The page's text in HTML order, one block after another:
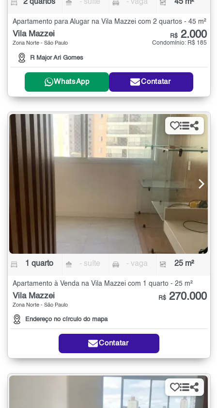
2 quartos - suíte - vaga 45 m²
Apartamento para Alugar na Vila Mazzei com 2 quartos - 45 m²
Vila Mazzei
Zona Norte - São Paulo
R Major Ari Gomes
R$ 2.000
Condomínio: R$ 185
WhatsApp Contatar
1 quarto - suíte - vaga 25 m²
Apartamento à Venda na Vila Mazzei com 1 quarto - 25 m²
Vila Mazzei
Zona Norte - São Paulo
Endereço no círculo do mapa
R$ 270.000
Contatar